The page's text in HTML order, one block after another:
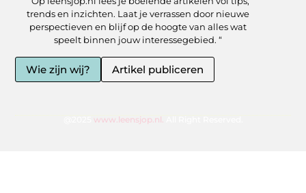
trends en inzichten. Laat je verrassen door nieuwe
perspectieven en blijf op de hoogte van alles wat
speelt binnen jouw interessegebied. “
Wie zijn wij? Artikel publiceren
www.leensjop.nl.